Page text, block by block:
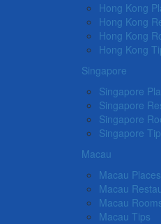
Hong Kong
Hong Kong
Hong Kong
Hong Kong
Singapore
Singapore
Singapore
Singapore
Singapore
Macau
Macau Places
Macau
Macau
Macau Tips